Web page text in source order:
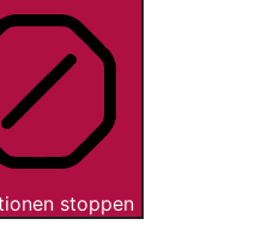
stoppen